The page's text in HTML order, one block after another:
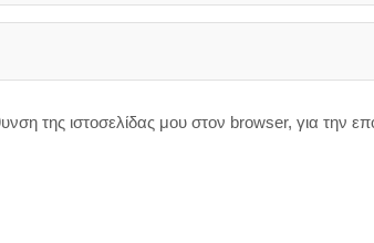
της ιστοσελίδας μου στον browser, για την